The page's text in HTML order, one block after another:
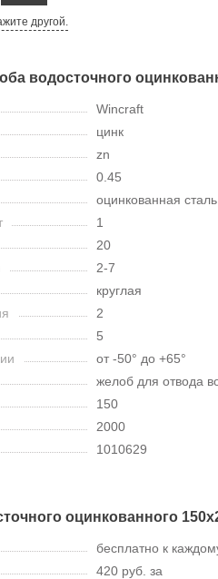
другой.
водосточного
Wincraft
цинк
zn
0.45
оцинкованная сталь
1
20
2-7
круглая
2
5
от -50° до +65°
желоб для отвода
150
2000
1010629
оцинкованного
бесплатно к
420 руб. за